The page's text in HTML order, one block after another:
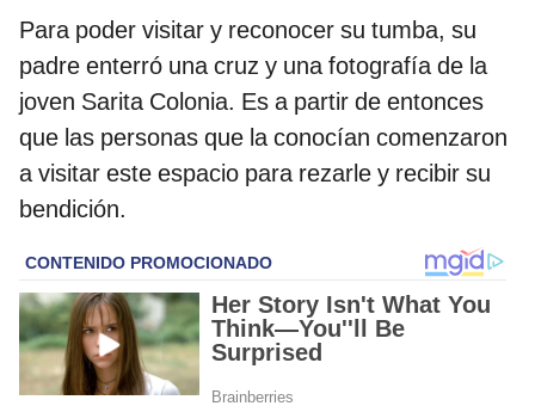
Para poder visitar y reconocer su tumba, su
padre enterró una cruz y una fotografía de la
joven Sarita Colonia. Es a partir de entonces
que las personas que la conocían comenzaron
a visitar este espacio para rezarle y recibir su
bendición.